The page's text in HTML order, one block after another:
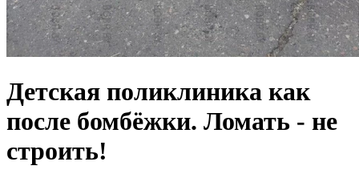
Детская поликлиника как
после бомбёжки. Ломать - не
строить!